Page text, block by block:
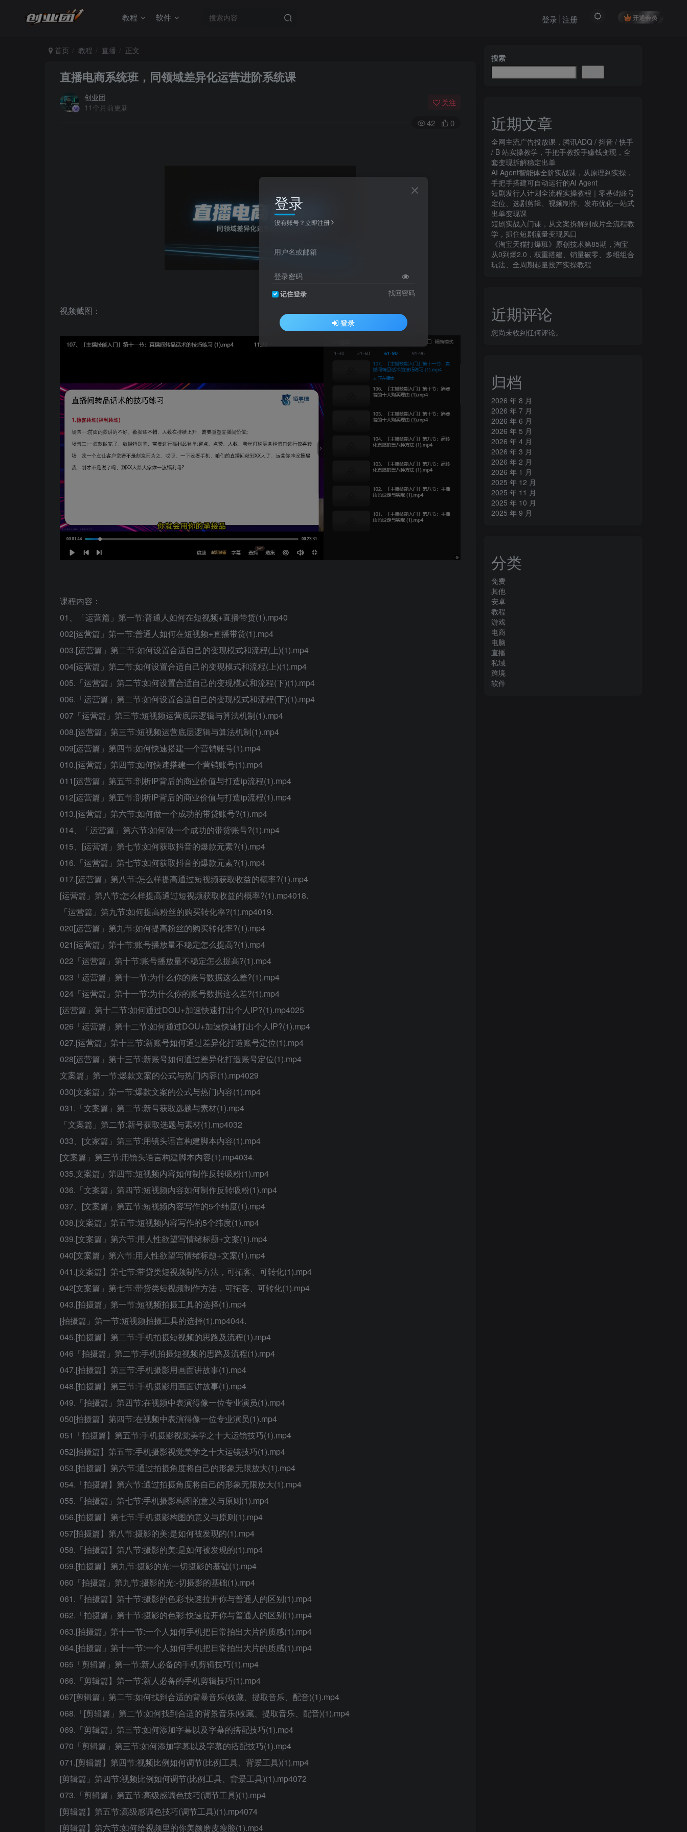
教程 软件 开通会员
登录 注册
首页 教程 直播 正文
直播电商系统班，同领域差异化运营进阶系统课
创业团
11个月前更新
关注
42 0
视频截图：
课程内容：
01、「运营篇」第一节:普通人如何在短视频+直播带货(1).mp40
002[运营篇」第一节:普通人如何在短视频+直播带货(1).mp4
003.[运营篇」第二节:如何设置合适自己的变现模式和流程(上)(1).mp4
004[运营篇」第二节:如何设置合适自己的变现模式和流程(上)(1).mp4
005.「运营篇」第二节:如何设置合适自己的变现模式和流程(下)(1).mp4
006.「运营篇」第二节:如何设置合适自己的变现模式和流程(下)(1).mp4
007「运营篇」第三节:短视频运营底层逻辑与算法机制(1).mp4
008.[运营篇」第三节:短视频运营底层逻辑与算法机制(1).mp4
009[运营篇」第四节:如何快速搭建一个营销账号(1).mp4
010.[运营篇」第四节:如何快速搭建一个营销账号(1).mp4
011[运营篇」第五节:剖析IP背后的商业价值与打造ip流程(1).mp4
012[运营篇」第五节:剖析IP背后的商业价值与打造ip流程(1).mp4
013.[运营篇」第六节:如何做一个成功的带贷账号?(1).mp4
014、「运营篇」第六节:如何做一个成功的带贷账号?(1).mp4
015、[运营篇」第七节:如何获取抖音的爆款元素?(1).mp4
016.「运营篇」第七节:如何获取抖音的爆款元素?(1).mp4
017.[运营篇」第八节:怎么样提高通过短视频获取收益的概率?(1).mp4
[运营篇」第八节:怎么样提高通过短视频获取收益的概率?(1).mp4018.
「运营篇」第九节:如何提高粉丝的购买转化率?(1).mp4019.
020[运营篇」第九节:如何提高粉丝的购买转化率?(1).mp4
021[运营篇」第十节:账号播放量不稳定怎么提高?(1).mp4
022「运营篇」第十节:账号播放量不稳定怎么提高?(1).mp4
023「运营篇」第十一节:为什么你的账号数据这么差?(1).mp4
024「运营篇」第十一节:为什么你的账号数据这么差?(1).mp4
[运营篇」第十二节:如何通过DOU+加速快速打出个人IP?(1).mp4025
026「运营篇」第十二节:如何通过DOU+加速快速打出个人IP?(1).mp4
027.[运营篇」第十三节:新账号如何通过差异化打造账号定位(1).mp4
028[运营篇」第十三节:新账号如何通过差异化打造账号定位(1).mp4
文案篇」第一节:爆款文案的公式与热门内容(1).mp4029
030[文案篇」第一节:爆款文案的公式与热门内容(1).mp4
031.「文案篇」第二节:新号获取选题与素材(1).mp4
「文案篇」第二节:新号获取选题与素材(1).mp4032
033、[文家篇」第三节:用镜头语言构建脚本内容(1).mp4
[文案篇」第三节:用镜头语言构建脚本内容(1).mp4034.
035.文案篇」第四节:短视频内容如何制作反转吸粉(1).mp4
036.「文案篇」第四节:短视频内容如何制作反转吸粉(1).mp4
037、[文案篇」第五节:短视频内容写作的5个纬度(1).mp4
038.[文案篇」第五节:短视频内容写作的5个纬度(1).mp4
039.[文案篇」第六节:用人性欲望写情绪标题+文案(1).mp4
040[文案篇」第六节:用人性欲望写情绪标题+文案(1).mp4
041.[文案篇】第七节:带贷类短视频制作方法，可拓客、可转化(1).mp4
042[文案篇」第七节:带贷类短视频制作方法，可拓客、可转化(1).mp4
043.[拍摄篇」第一节:短视频拍摄工具的选择(1).mp4
[拍摄篇」第一节:短视频拍摄工具的选择(1).mp4044.
045.[拍摄篇】第二节:手机拍摄短视频的思路及流程(1).mp4
046「拍摄篇」第二节:手机拍摄短视频的思路及流程(1).mp4
047.[拍摄篇】第三节:手机摄影用画面讲故事(1).mp4
048.[拍摄篇】第三节:手机摄影用画面讲故事(1).mp4
049.「拍摄篇」第四节:在视频中表演得像一位专业演员(1).mp4
050[拍摄篇】第四节:在视频中表演得像一位专业演员(1).mp4
051「拍摄篇】第五节:手机摄影视觉美学之十大运镜技巧(1).mp4
052[拍摄篇】第五节:手机摄影视觉美学之十大运镜技巧(1).mp4
053.[拍摄篇】第六节:通过拍摄角度将自己的形象无限放大(1).mp4
054.「拍摄篇】第六节:通过拍摄角度将自己的形象无限放大(1).mp4
055.「拍摄篇」第七节:手机摄影构图的意义与原则(1).mp4
056.[拍摄篇】第七节:手机摄影构图的意义与原则(1).mp4
057[拍摄篇】第八节:摄影的美:是如何被发现的(1).mp4
058.「拍摄篇】第八节:摄影的美:是如何被发现的(1).mp4
059.[拍摄篇】第九节:摄影的光:一切摄影的基础(1).mp4
060「拍摄篇」第九节:摄影的光:-切摄影的基础(1).mp4
061.「拍摄篇】第十节:摄影的色彩:快速拉开你与普通人的区别(1).mp4
062.「拍摄篇」第十节:摄影的色彩:快速拉开你与普通人的区别(1).mp4
063.[拍摄篇」第十一节:一个人如何手机把日常拍出大片的质感(1).mp4
064.[拍摄篇」第十一节:一个人如何手机把日常拍出大片的质感(1).mp4
065「剪辑篇」第一节:新人必备的手机剪辑技巧(1).mp4
066.「剪辑篇】第一节:新人必备的手机剪辑技巧(1).mp4
067[剪辑篇」第二节:如何找到合适的背暴音乐(收藏、提取音乐、配音)(1).mp4
068.「[剪辑篇」第二节:如何找到合适的背景音乐(收藏、提取音乐、配音)(1).mp4
069.「剪辑篇」第三节:如何添加字幕以及字幕的搭配技巧(1).mp4
070「剪辑篇」第三节:如何添加字幕以及字幕的搭配技巧(1).mp4
071.[剪辑篇】第四节:视频比例如何调节(比例工具、背景工具)(1).mp4
[剪辑篇」第四节:视频比例如何调节(比例工具、背景工具)(1).mp4072
073.「剪辑篇」第五节:高级感调色技巧(调节工具)(1).mp4
[剪辑篇】第五节:高级感调色技巧(调节工具)(1).mp4074
[剪辑篇】第六节:如何给视频里的你美颜磨皮瘦脸(1).mp4
搜索
近期文章
全网主流广告投放课，腾讯ADQ / 抖音 / 快手
/ B 站实操教学，手把手教投手赚钱变现，全
套变现拆解稳定出单
AI Agent智能体全阶实战课，从原理到实操，
手把手搭建可自动运行的AI Agent
短剧发行人计划全流程实操教程｜零基础账号
定位、选剧剪辑、视频制作、发布优化一站式
出单变现课​
短剧实战入门课，从文案拆解到成片全流程教
学，抓住短剧流量变现风口
《淘宝天猫打爆班》原创技术第85期，淘宝
从0到爆2.0，权重搭建、销量破零、多维组合
玩法、全周期起量投产实操教程
近期评论
您尚未收到任何评论。
归档
2026 年 8 月
2026 年 7 月
2026 年 6 月
2026 年 5 月
2026 年 4 月
2026 年 3 月
2026 年 2 月
2026 年 1 月
2025 年 12 月
2025 年 11 月
2025 年 10 月
2025 年 9 月
分类
免费
其他
安卓
教程
游戏
电商
电脑
直播
私域
跨境
软件
登录
没有账号？立即注册
用户名或邮箱
登录密码
记住登录 找回密码
登录